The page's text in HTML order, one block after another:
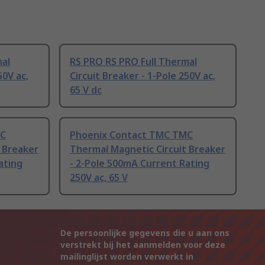
ac,
RS PRO RS PRO Full Thermal
Circuit Breaker - 1-Pole 250V ac,
65 V dc
Phoenix Contact TMC TMC
Thermal Magnetic Circuit Breaker
- 2-Pole 500mA Current Rating
250V ac, 65 V
De persoonlijke gegevens die u aan ons
verstrekt bij het aanmelden voor deze
mailinglijst worden verwerkt in